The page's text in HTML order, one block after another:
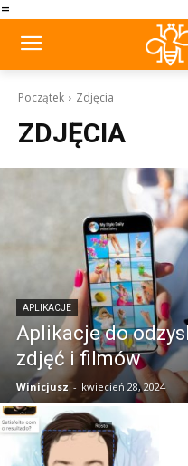
=
Początek Zdjęcia
ZDJĘCIA
APLIKACJE
Aplikacje do
zdjęć i filmów
Winicjusz - kwiecień 28, 2024